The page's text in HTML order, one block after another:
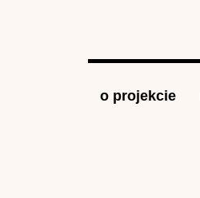
o projekcie